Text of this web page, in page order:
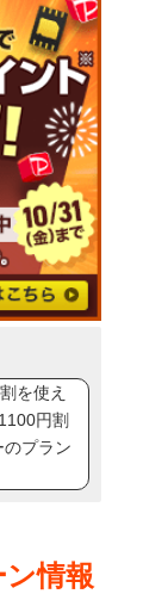
を使え
円割
プラン
情報